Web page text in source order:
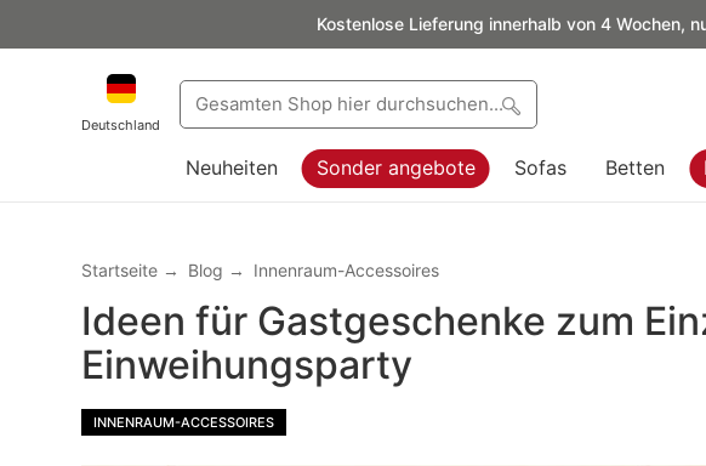
Kostenlose Lieferung innerhalb von 4 Wochen,
Deutschland
Neuheiten Sonder angebote Sofas Betten
Startseite Blog Innenraum-Accessoires
Ideen für Gastgeschenke zum
Einweihungsparty
INNENRAUM-ACCESSOIRES